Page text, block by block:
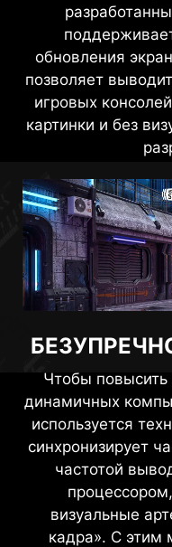
обновления
позволяет
игровых
картинки и без
Чтобы повысить
динамичных
используется
синхронизирует
частотой
визуальные
кадра». С этим